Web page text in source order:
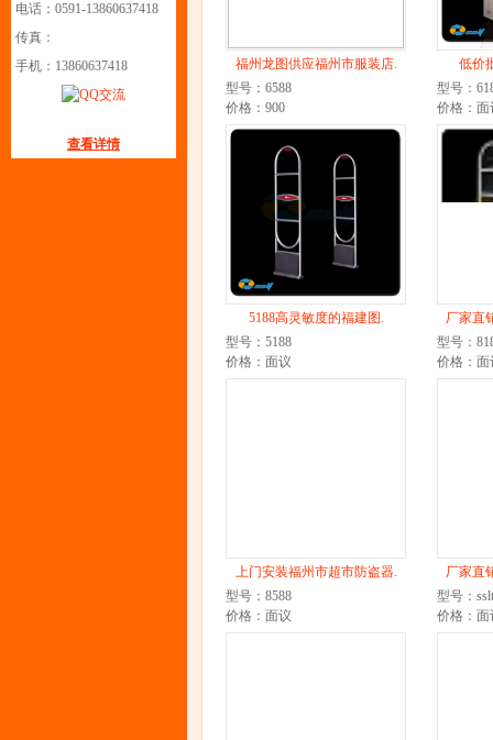
电话：0591-13860637418
传真：
手机：13860637418
查看详情
福州龙图供应福州市服装店.
型号：6588
价格：900
低价
型号：
价格：面
5188高灵敏度的福建图.
型号：5188
价格：面议
厂家直
型号：
价格：面
上门安装福州市超市防盗器.
型号：8588
价格：面议
厂家直
型号：
价格：面